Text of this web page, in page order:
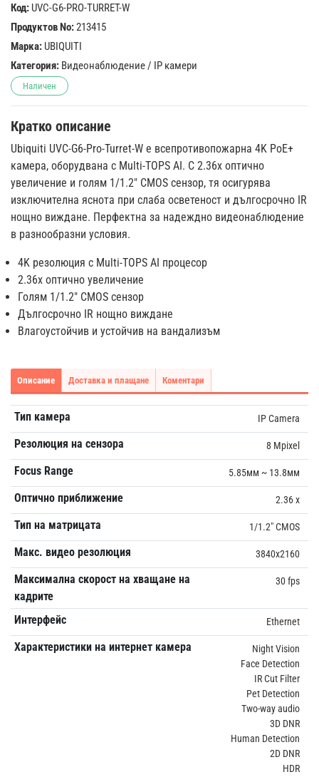
Код: UVC-G6-PRO-TURRET-W
Продуктов No:213415
Марка: UBIQUITI
Категория: Видеонаблюдение/ IP камери
Наличен
Кратко описание
Ubiquiti UVC-G6-Pro-Turret-W е всепротивопожарна 4K PoE+
камера, оборудвана с Multi-TOPS AI. С 2.36x оптично
увеличение и голям 1/1.2" CMOS сензор, тя осигурява
изключителна яснота при слаба осветеност и дългосрочно IR
нощно виждане. Перфектна за надеждно видеонаблюдение
в разнообразни условия.
4K резолюция с Multi-TOPS AI процесор
2.36x оптично увеличение
Голям 1/1.2" CMOS сензор
Дългосрочно IR нощно виждане
Влагоустойчив и устойчив на вандализъм
Описание Доставка и плащане Коментари
Тип камера IP Camera
Резолюция на сензора 8 Mpixel
Focus Range 5.85мм ~ 13.8мм
Оптично приближение 2.36 x
Тип на матрицата 1/1.2" CMOS
Макс. видео резолюция 3840x2160
Максимална скорост на хващане на
кадрите
30 fps
Интерфейс Ethernet
Характеристики на интернет камера
Night Vision
Face Detection
IR Cut Filter
Pet Detection
Two-way audio
3D DNR
Human Detection
2D DNR
HDR